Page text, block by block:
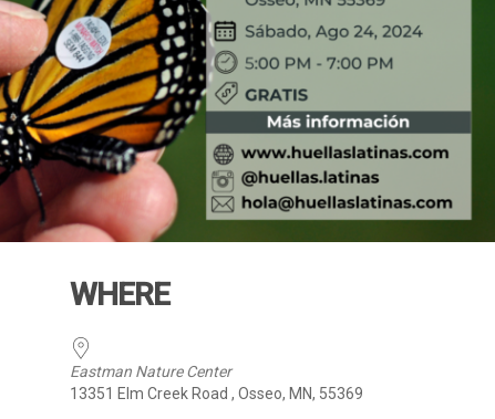
WHERE
Eastman Nature Center
13351 Elm Creek Road , Osseo, MN, 55369